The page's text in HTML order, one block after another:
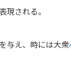
現される。
与え、時には大衆